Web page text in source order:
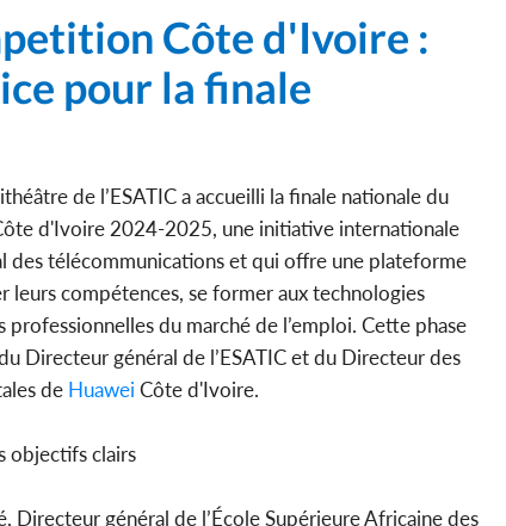
Côte d'Ivoire :
pour la finale
de l’ESATIC a accueilli la finale nationale du
d'Ivoire 2024-2025, une initiative internationale
des télécommunications et qui offre une plateforme
leurs compétences, se former aux technologies
du marché de l’emploi. Cette phase
Directeur général de l’ESATIC et du Directeur des
de Huawei Côte d'Ivoire.
objectifs clairs
Directeur général de l’École Supérieure Africaine des